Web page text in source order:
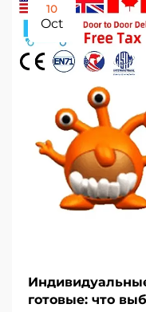
10
Oct
готовые: что